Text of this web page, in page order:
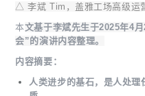
△ 李斌 Tim，盖雅工场高级运
本文基于李斌先生于2025年4
会”的演讲内容整理。
内容摘要：
人类进步的基石，是人处